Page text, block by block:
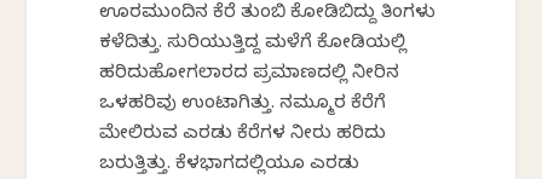
ಊರಮುಂದಿನ ಕೆರೆ ತುಂಬಿ ಕೋಡಿಬಿದ್ದು ತಿಂಗಳು
ಕಳೆದಿತ್ತು. ಸುರಿಯುತ್ತಿದ್ದ ಮಳೆಗೆ ಕೋಡಿಯಲ್ಲಿ
ಹರಿದುಹೋಗಲಾರದ ಪ್ರಮಾಣದಲ್ಲಿ ನೀರಿನ
ಒಳಹರಿವು ಉಂಟಾಗಿತ್ತು. ನಮ್ಮೂರ ಕೆರೆಗೆ
ಮೇಲಿರುವ ಎರಡು ಕೆರೆಗಳ ನೀರು ಹರಿದು
ಬರುತ್ತಿತ್ತು. ಕೆಳಭಾಗದಲ್ಲಿಯೂ ಎರಡು